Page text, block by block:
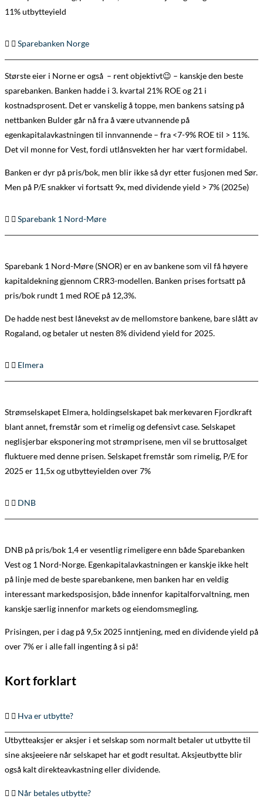
11% utbytteyield
Sparebanken Norge
Største eier i Norne er også – rent objektivt😉 – kanskje den beste
sparebanken. Banken hadde i 3. kvartal 21% ROE og 21 i
kostnadsprosent. Det er vanskelig å toppe, men bankens satsing på
nettbanken Bulder går nå fra å være utvannende på
egenkapitalavkastningen til innvannende – fra <7-9% ROE til > 11%.
Det vil monne for Vest, fordi utlånsvekten her har vært formidabel.
Banken er dyr på pris/bok, men blir ikke så dyr etter fusjonen med Sør.
Men på P/E snakker vi fortsatt 9x, med dividende yield > 7% (2025e)
Sparebank 1 Nord-Møre
Sparebank 1 Nord-Møre (SNOR) er en av bankene som vil få høyere
kapitaldekning gjennom CRR3-modellen. Banken prises fortsatt på
pris/bok rundt 1 med ROE på 12,3%.
De hadde nest best lånevekst av de mellomstore bankene, bare slått av
Rogaland, og betaler ut nesten 8% dividend yield for 2025.
Elmera
Strømselskapet Elmera, holdingselskapet bak merkevaren Fjordkraft
blant annet, fremstår som et rimelig og defensivt case. Selskapet
neglisjerbar eksponering mot strømprisene, men vil se bruttosalget
fluktuere med denne prisen. Selskapet fremstår som rimelig, P/E for
2025 er 11,5x og utbytteyielden over 7%
DNB
DNB på pris/bok 1,4 er vesentlig rimeligere enn både Sparebanken
Vest og 1 Nord-Norge. Egenkapitalavkastningen er kanskje ikke helt
på linje med de beste sparebankene, men banken har en veldig
interessant markedsposisjon, både innenfor kapitalforvaltning, men
kanskje særlig innenfor markets og eiendomsmegling.
Prisingen, per i dag på 9,5x 2025 inntjening, med en dividende yield på
over 7% er i alle fall ingenting å si på!
Kort forklart
Hva er utbytte?
Utbytteaksjer er aksjer i et selskap som normalt betaler ut utbytte til
sine aksjeeiere når selskapet har et godt resultat. Aksjeutbytte blir
også kalt direkteavkastning eller dividende.
Når betales utbytte?